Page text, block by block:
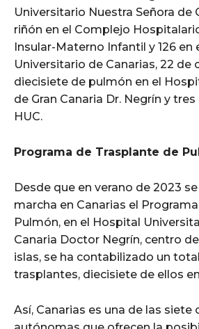
Universitario Nuestra Señora de
riñón en el Complejo
Insular-Materno Infantil y 126 en
Universitario de Canarias, 22 de
diecisiete de pulmón en el
de Gran Canaria Dr. Negrín y
HUC.
Programa de Trasplante de
Desde que en verano de 2023
marcha en Canarias el
Pulmón, en el Hospital
Canaria Doctor Negrín, centro
islas, se ha contabilizado un
trasplantes, diecisiete de ellos
Así, Canarias es una de las siete